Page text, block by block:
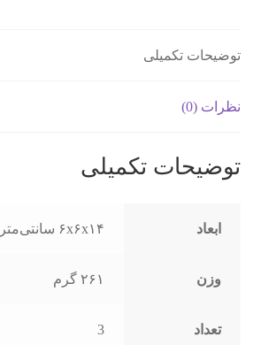
توضیحات تکمیلی
نظرات (0)
توضیحات تکمیلی
ابعاد ۶x۶x۱۴ سانتی‌متر
وزن ۲۶۱ گرم
تعداد 3